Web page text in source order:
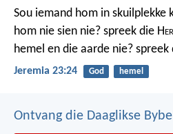
Sou iemand hom in skuilplekke
hom nie sien nie? spreek die H
hemel en die aarde nie? spreek
Jeremia 23:24 God hemel
Ontvang die Daaglikse